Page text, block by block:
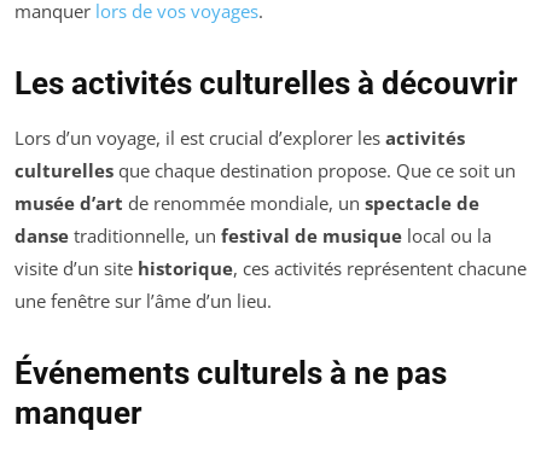
manquer lors de vos voyages.
Les activités culturelles à découvrir
Lors d’un voyage, il est crucial d’explorer les activités
culturelles que chaque destination propose. Que ce soit un
musée d’art de renommée mondiale, un spectacle de
danse traditionnelle, un festival de musique local ou la
visite d’un site historique, ces activités représentent chacune
une fenêtre sur l’âme d’un lieu.
Événements culturels à ne pas
manquer